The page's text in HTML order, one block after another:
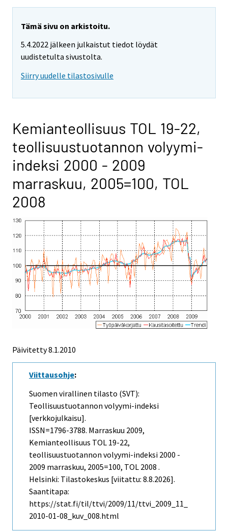
Tämä sivu on arkistoitu.
5.4.2022 jälkeen julkaistut tiedot löydät
uudistetulta sivustolta.
Siirry uudelle tilastosivulle
Kemianteollisuus TOL 19-22,
teollisuustuotannon volyymi-
indeksi 2000 - 2009
marraskuu, 2005=100, TOL
2008
Päivitetty8.1.2010
Viittausohje:
Suomen virallinen tilasto (SVT):
Teollisuustuotannon volyymi-indeksi
[verkkojulkaisu].
ISSN=1796-3788. Marraskuu 2009,
Kemianteollisuus TOL 19-22,
teollisuustuotannon volyymi-indeksi 2000 -
2009 marraskuu, 2005=100, TOL 2008 .
Helsinki: Tilastokeskus [viitattu: 8.8.2026].
Saantitapa:
https://stat.fi/til/ttvi/2009/11/ttvi_2009_11_
2010-01-08_kuv_008.html